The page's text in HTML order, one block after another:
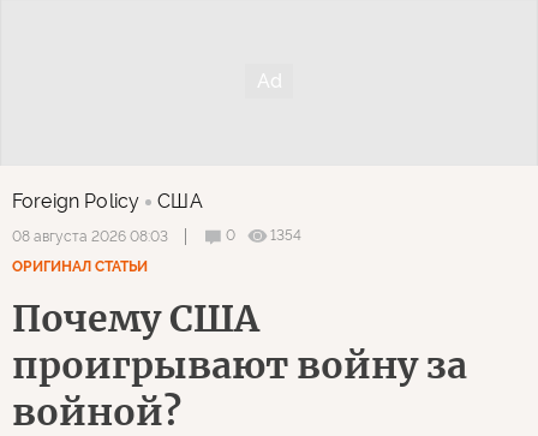
Foreign Policy США
08 августа 2026 08:03 0
1354
ОРИГИНАЛ СТАТЬИ
Почему США
проигрывают войну за
войной?